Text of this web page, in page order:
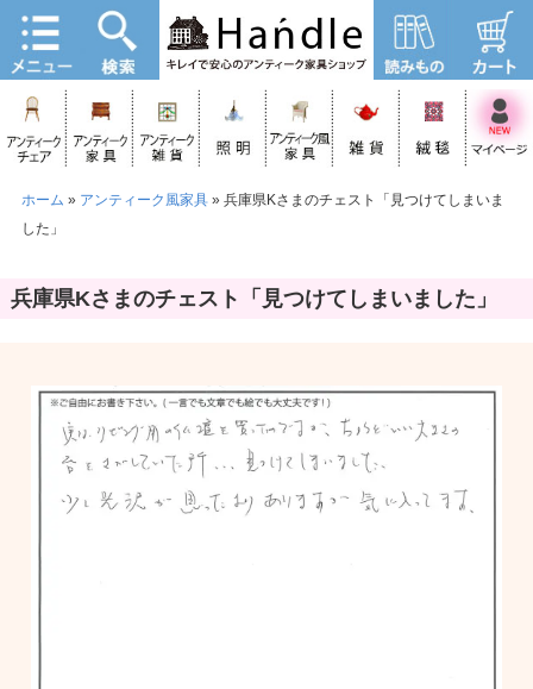
ホーム » アンティーク風家具» 兵庫県Kさまのチェスト「見つけてしまいま
した」
兵庫県Kさまのチェスト「見つけてしまいました」